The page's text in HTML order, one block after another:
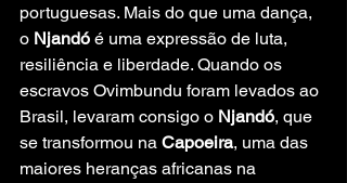
portuguesas. Mais do que uma dança,
o Njandó é uma expressão de luta,
resiliência e liberdade. Quando os
escravos Ovimbundu foram levados ao
Brasil, levaram consigo o Njandó, que
se transformou na Capoeira, uma das
maiores heranças africanas na